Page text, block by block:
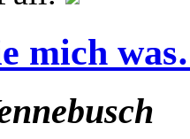
mich